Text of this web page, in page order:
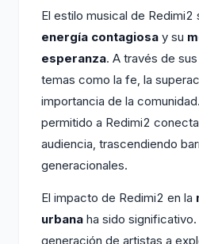
El estilo musical de
energía contagiosa y su
esperanza. A través de
temas como la fe, la
importancia de la
permitido a Redimi2
audiencia, trascendiendo
generacionales.
El impacto de Redimi2 en la
urbana ha sido significativo.
generación de artistas a